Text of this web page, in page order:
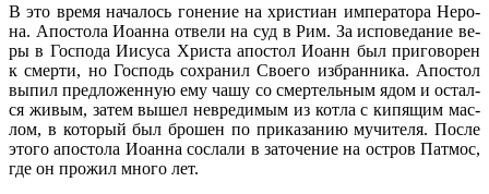
В это вре­мя на­ча­лось го­не­ние на хри­сти­ан им­пе­ра­то­ра Неро­
на. Апо­сто­ла Иоан­на от­ве­ли на суд в Рим. За ис­по­ве­да­ние ве­
ры в Гос­по­да Иису­са Хри­ста апо­стол Иоанн был при­го­во­рен
к смер­ти, но Гос­подь со­хра­нил Сво­е­го из­бран­ни­ка. Апо­стол
вы­пил пред­ло­жен­ную ему ча­шу со смер­тель­ным ядом и остал­
ся жи­вым, за­тем вы­шел невре­ди­мым из кот­ла с ки­пя­щим мас­
лом, в ко­то­рый был бро­шен по при­ка­за­нию му­чи­те­ля. По­сле
это­го апо­сто­ла Иоан­на со­сла­ли в за­то­че­ние на ост­ров Пат­мос,
где он про­жил мно­го лет.